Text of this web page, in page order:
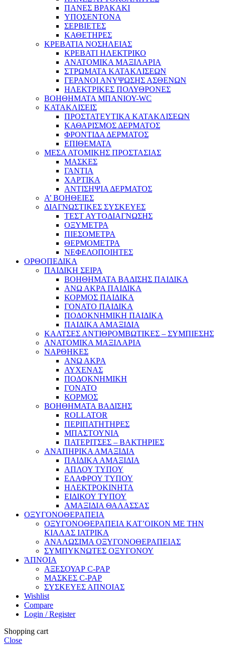
ΠΑΝΕΣ ΒΡΑΚΑΚΙ
ΥΠΟΣΕΝΤΟΝΑ
ΣΕΡΒΙΕΤΕΣ
ΚΑΘΕΤΗΡΕΣ
ΚΡΕΒΑΤΙΑ ΝΟΣΗΛΕΙΑΣ
ΚΡΕΒΑΤΙ ΗΛΕΚΤΡΙΚΟ
ΑΝΑΤΟΜΙΚΑ ΜΑΞΙΛΑΡΙΑ
ΣΤΡΩΜΑΤΑ ΚΑΤΑΚΛΙΣΕΩΝ
ΓΕΡΑΝΟΙ ΑΝΥΨΩΣΗΣ ΑΣΘΕΝΩΝ
ΗΛΕΚΤΡΙΚΕΣ ΠΟΛΥΘΡΟΝΕΣ
ΒΟΗΘΗΜΑΤΑ ΜΠΑΝΙΟΥ-WC
ΚΑΤΑΚΛΙΣΕΙΣ
ΠΡΟΣΤΑΤΕΥΤΙΚΑ ΚΑΤΑΚΛΙΣΕΩΝ
ΚΑΘΑΡΙΣΜΟΣ ΔΕΡΜΑΤΟΣ
ΦΡΟΝΤΙΔΑ ΔΕΡΜΑΤΟΣ
ΕΠΙΘΕΜΑΤΑ
ΜΕΣΑ ΑΤΟΜΙΚΗΣ ΠΡΟΣΤΑΣΙΑΣ
ΜΑΣΚΕΣ
ΓΑΝΤΙΑ
ΧΑΡΤΙΚΑ
ΑΝΤΙΣΗΨΙΑ ΔΕΡΜΑΤΟΣ
Α’ ΒΟΗΘΕΙΕΣ
ΔΙΑΓΝΩΣΤΙΚΕΣ ΣΥΣΚΕΥΕΣ
ΤΕΣΤ ΑΥΤΟΔΙΑΓΝΩΣΗΣ
ΟΞΥΜΕΤΡΑ
ΠΙΕΣΟΜΕΤΡΑ
ΘΕΡΜΟΜΕΤΡΑ
ΝΕΦΕΛΟΠΟΙΗΤΕΣ
ΟΡΘΟΠΕΔΙΚΑ
ΠΑΙΔΙΚΗ ΣΕΙΡΑ
ΒΟΗΘΗΜΑΤΑ ΒΑΔΙΣΗΣ ΠΑΙΔΙΚΑ
ΑΝΩ ΑΚΡΑ ΠΑΙΔΙΚΑ
ΚΟΡΜΟΣ ΠΑΙΔΙΚΑ
ΓΟΝΑΤΟ ΠΑΙΔΙΚΑ
ΠΟΔΟΚΝΗΜΙΚΗ ΠΑΙΔΙΚΑ
ΠΑΙΔΙΚΑ ΑΜΑΞΙΔΙΑ
ΚΑΛΤΣΕΣ ΑΝΤΙΘΡΟΜΒΩΤΙΚΕΣ – ΣΥΜΠΙΕΣΗΣ
ΑΝΑΤΟΜΙΚΑ ΜΑΞΙΛΑΡΙΑ
ΝΑΡΘΗΚΕΣ
ΑΝΩ ΑΚΡΑ
ΑΥΧΕΝΑΣ
ΠΟΔΟΚΝΗΜΙΚΗ
ΓΟΝΑΤΟ
ΚΟΡΜΟΣ
ΒΟΗΘΗΜΑΤΑ ΒΑΔΙΣΗΣ
ROLLATOR
ΠΕΡΙΠΑΤΗΤΗΡΕΣ
ΜΠΑΣΤΟΥΝΙΑ
ΠΑΤΕΡΙΤΣΕΣ – ΒΑΚΤΗΡΙΕΣ
ΑΝΑΠΗΡΙΚΑ ΑΜΑΞΙΔΙΑ
ΠΑΙΔΙΚΑ ΑΜΑΞΙΔΙΑ
ΑΠΛΟΥ ΤΥΠΟΥ
ΕΛΑΦΡΟΥ ΤΥΠΟΥ
ΗΛΕΚΤΡΟΚΙΝΗΤΑ
ΕΙΔΙΚΟΥ ΤΥΠΟΥ
ΑΜΑΞΙΔΙΑ ΘΑΛΑΣΣΑΣ
ΟΞΥΓΟΝΟΘΕΡΑΠΕΙΑ
ΟΞΥΓΟΝΟΘΕΡΑΠΕΙΑ ΚΑΤ’ΟΙΚΟΝ ΜΕ ΤΗΝ
ΚΙΑΛΑΣ ΙΑΤΡΙΚΑ
ΑΝΑΛΩΣΙΜΑ ΟΞΥΓΟΝΟΘΕΡΑΠΕΙΑΣ
ΣΥΜΠΥΚΝΩΤΕΣ ΟΞΥΓΟΝΟΥ
ΆΠΝΟΙΑ
ΑΞΕΣΟΥΑΡ C-PAP
ΜΑΣΚΕΣ C-PAP
ΣΥΣΚΕΥΕΣ ΑΠΝΟΙΑΣ
Wishlist
Compare
Login / Register
Shopping cart
Close